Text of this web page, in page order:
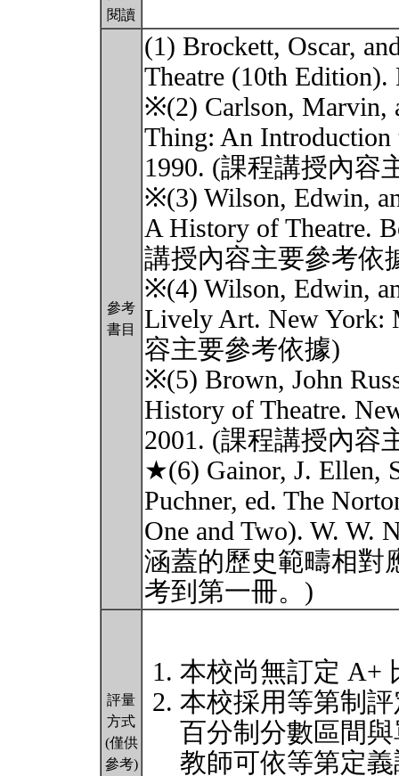
閱讀
參考
書目
(1) Brockett, Oscar,
Theatre (10th
※(2) Carlson, Marvin,
Thing: An Introduction
1990. (課程講授內容
※(3) Wilson, Edwin,
A History of Theatre.
講授內容主要參考依
※(4) Wilson, Edwin,
Lively Art. New York:
容主要參考依據)
※(5) Brown, John
History of Theatre.
2001. (課程講授內容
★(6) Gainor, J. Ellen,
Puchner, ed. The
One and Two). W. W.
涵蓋的歷史範疇相對
考到第一冊。)
評量
方式
(僅供
參考)
本校尚無訂定 A+
本校採用等第制
百分制分數區間
教師可依等第定